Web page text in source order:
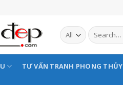
TƯ VẤN TRANH PHONG THỦY